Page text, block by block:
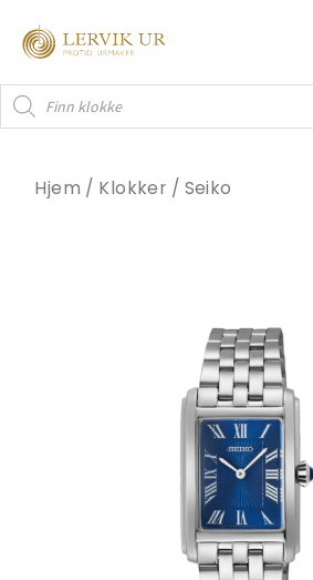
rett
innholdet
Products
search
Hjem / Klokker / Seiko